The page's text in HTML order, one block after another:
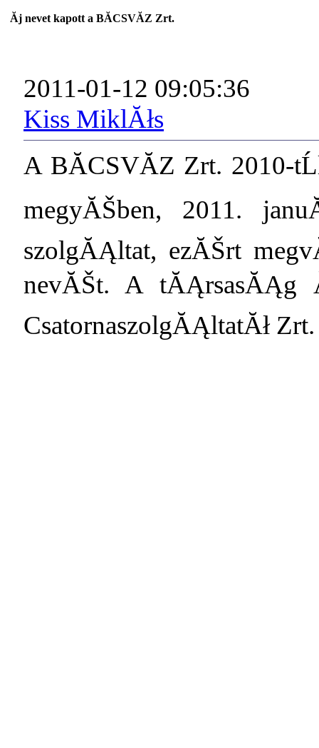
Ăj nevet kapott a BĂCSVĂZ Zrt.
2011-01-12 09:05:36
Kiss MiklĂłs
A BĂCSVĂZ Zrt. 2010-
megyĂŠben, 2011.
szolgĂĄltat, ezĂŠrt
nevĂŠt. A tĂĄrsasĂĄg
CsatornaszolgĂĄltatĂł Zrt.